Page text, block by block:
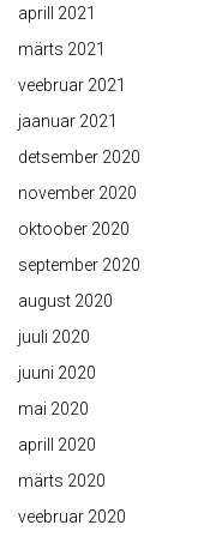
aprill 2021
märts 2021
veebruar 2021
jaanuar 2021
detsember 2020
november 2020
oktoober 2020
september 2020
august 2020
juuli 2020
juuni 2020
mai 2020
aprill 2020
märts 2020
veebruar 2020